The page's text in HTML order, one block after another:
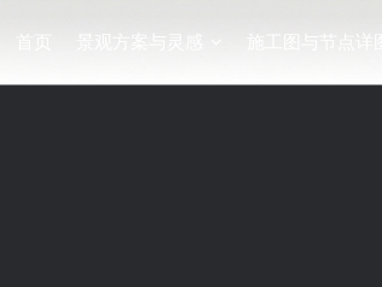
首页 景观方案与灵感 施工图与节点详图